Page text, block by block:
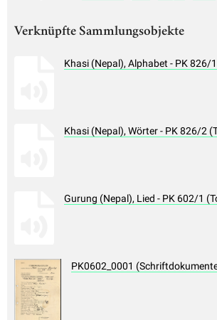
Verknüpfte Sammlungsobjekte
Khasi (Nepal), Alphabet - PK 826/
Khasi (Nepal), Wörter - PK 826/2
Gurung (Nepal), Lied - PK 602/1
PK0602_0001